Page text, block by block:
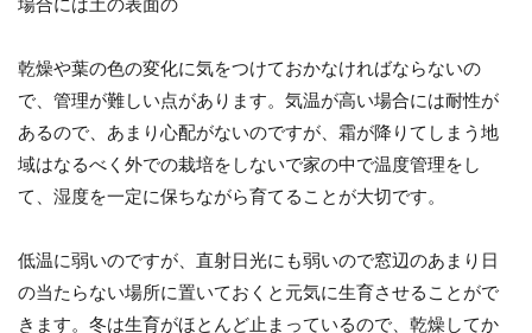
場合には土の表面の
乾燥や葉の色の変化に気をつけておかなければならないの
で、管理が難しい点があります。気温が高い場合には耐性が
あるので、あまり心配がないのですが、霜が降りてしまう地
域はなるべく外での栽培をしないで家の中で温度管理をし
て、湿度を一定に保ちながら育てることが大切です。
低温に弱いのですが、直射日光にも弱いので窓辺のあまり日
の当たらない場所に置いておくと元気に生育させることがで
きます。冬は生育がほとんど止まっているので、乾燥してか